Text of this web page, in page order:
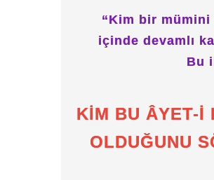
“Kim bir mümini
içinde devamlı
Bu
KİM BU ÂYET-İ
OLDUĞUNU